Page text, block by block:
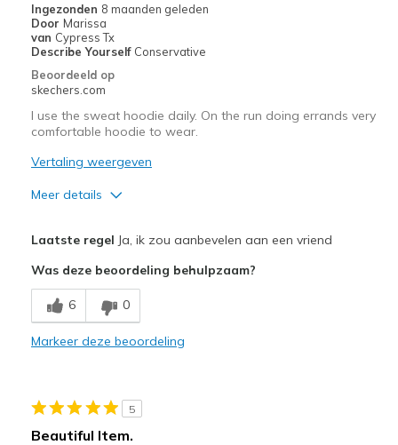
Ingezonden 8 maanden geleden
Door Marissa
van Cypress Tx
Describe Yourself Conservative
Beoordeeld op
skechers.com
I use the sweat hoodie daily. On the run doing errands very
comfortable hoodie to wear.
Vertaling weergeven
Meer details
Minpunten
The sleeves are too short
Feels true to size
Laatste regel Ja, ik zou aanbevelen aan een vriend
Was deze beoordeling behulpzaam?
6 0
Markeer deze beoordeling
5
Beautiful Item.